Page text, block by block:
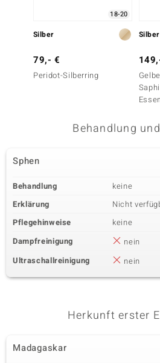
18-20
Silber
79,- €
Peridot-Silberring
Silber
Behandlung
Sphen
Behandlung
keine
Erklärung
Nicht
Pflegehinweise
keine
Dampfreinigung
nein
Ultraschallreinigung
nein
Herkunft erster
Madagaskar